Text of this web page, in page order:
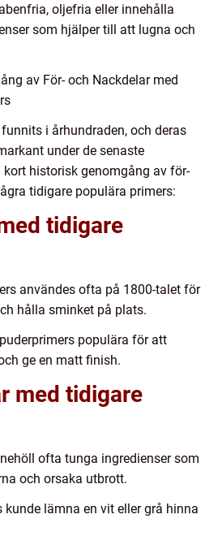
oljefria eller innehålla
som hjälper till att lugna och
av För- och Nackdelar med
i århundraden, och deras
under de senaste
kort historisk genomgång av för-
tidigare populära primers:
tidigare
användes ofta på 1800-talet för
hålla sminket på plats.
populära för att
ge en matt finish.
med tidigare
ofta tunga ingredienser som
och orsaka utbrott.
kunde lämna en vit eller grå hinna